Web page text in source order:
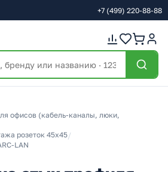
+7 (499) 220-88-88
офисов (кабель-каналы, люки,
розеток 45х45/
LAN